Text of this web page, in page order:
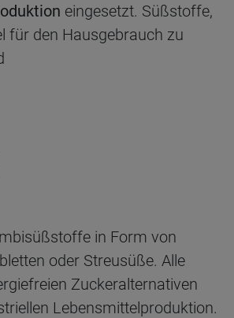
eingesetzt. Süßstoffe,
für den Hausgebrauch zu
in Form von
oder Streusüße. Alle
Zuckeralternativen
Lebensmittelproduktion.